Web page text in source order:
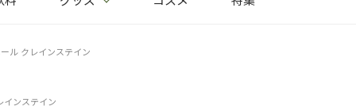
ル クレインステイン
インステイン